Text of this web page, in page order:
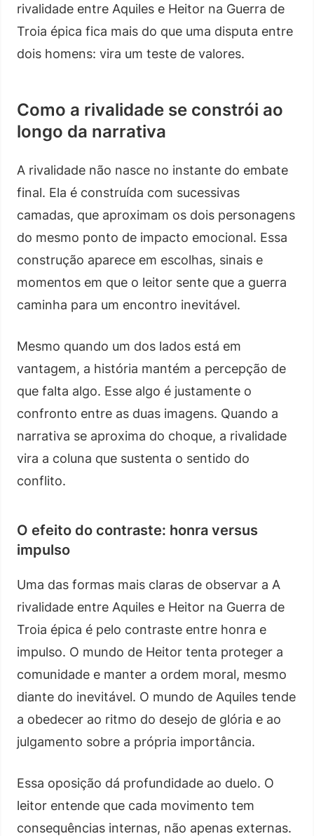
rivalidade entre Aquiles e Heitor na Guerra de
Troia épica fica mais do que uma disputa entre
dois homens: vira um teste de valores.
Como a rivalidade se constrói ao
longo da narrativa
A rivalidade não nasce no instante do embate
final. Ela é construída com sucessivas
camadas, que aproximam os dois personagens
do mesmo ponto de impacto emocional. Essa
construção aparece em escolhas, sinais e
momentos em que o leitor sente que a guerra
caminha para um encontro inevitável.
Mesmo quando um dos lados está em
vantagem, a história mantém a percepção de
que falta algo. Esse algo é justamente o
confronto entre as duas imagens. Quando a
narrativa se aproxima do choque, a rivalidade
vira a coluna que sustenta o sentido do
conflito.
O efeito do contraste: honra versus
impulso
Uma das formas mais claras de observar a A
rivalidade entre Aquiles e Heitor na Guerra de
Troia épica é pelo contraste entre honra e
impulso. O mundo de Heitor tenta proteger a
comunidade e manter a ordem moral, mesmo
diante do inevitável. O mundo de Aquiles tende
a obedecer ao ritmo do desejo de glória e ao
julgamento sobre a própria importância.
Essa oposição dá profundidade ao duelo. O
leitor entende que cada movimento tem
consequências internas, não apenas externas.